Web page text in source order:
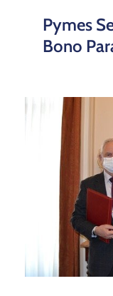
Pymes
Bono